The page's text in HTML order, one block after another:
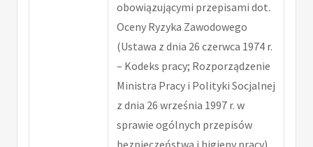
obowiązującymi przepisami dot.
Oceny Ryzyka Zawodowego
(Ustawa z dnia 26 czerwca 1974 r.
– Kodeks pracy; Rozporządzenie
Ministra Pracy i Polityki Socjalnej
z dnia 26 września 1997 r. w
sprawie ogólnych przepisów
bezpieczeństwa i higieny pracy).